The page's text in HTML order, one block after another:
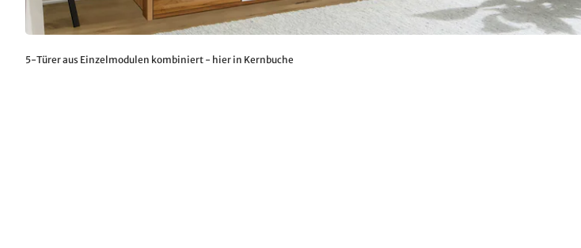
5-Türer aus Einzelmodulen kombiniert - hier in Kernbuche